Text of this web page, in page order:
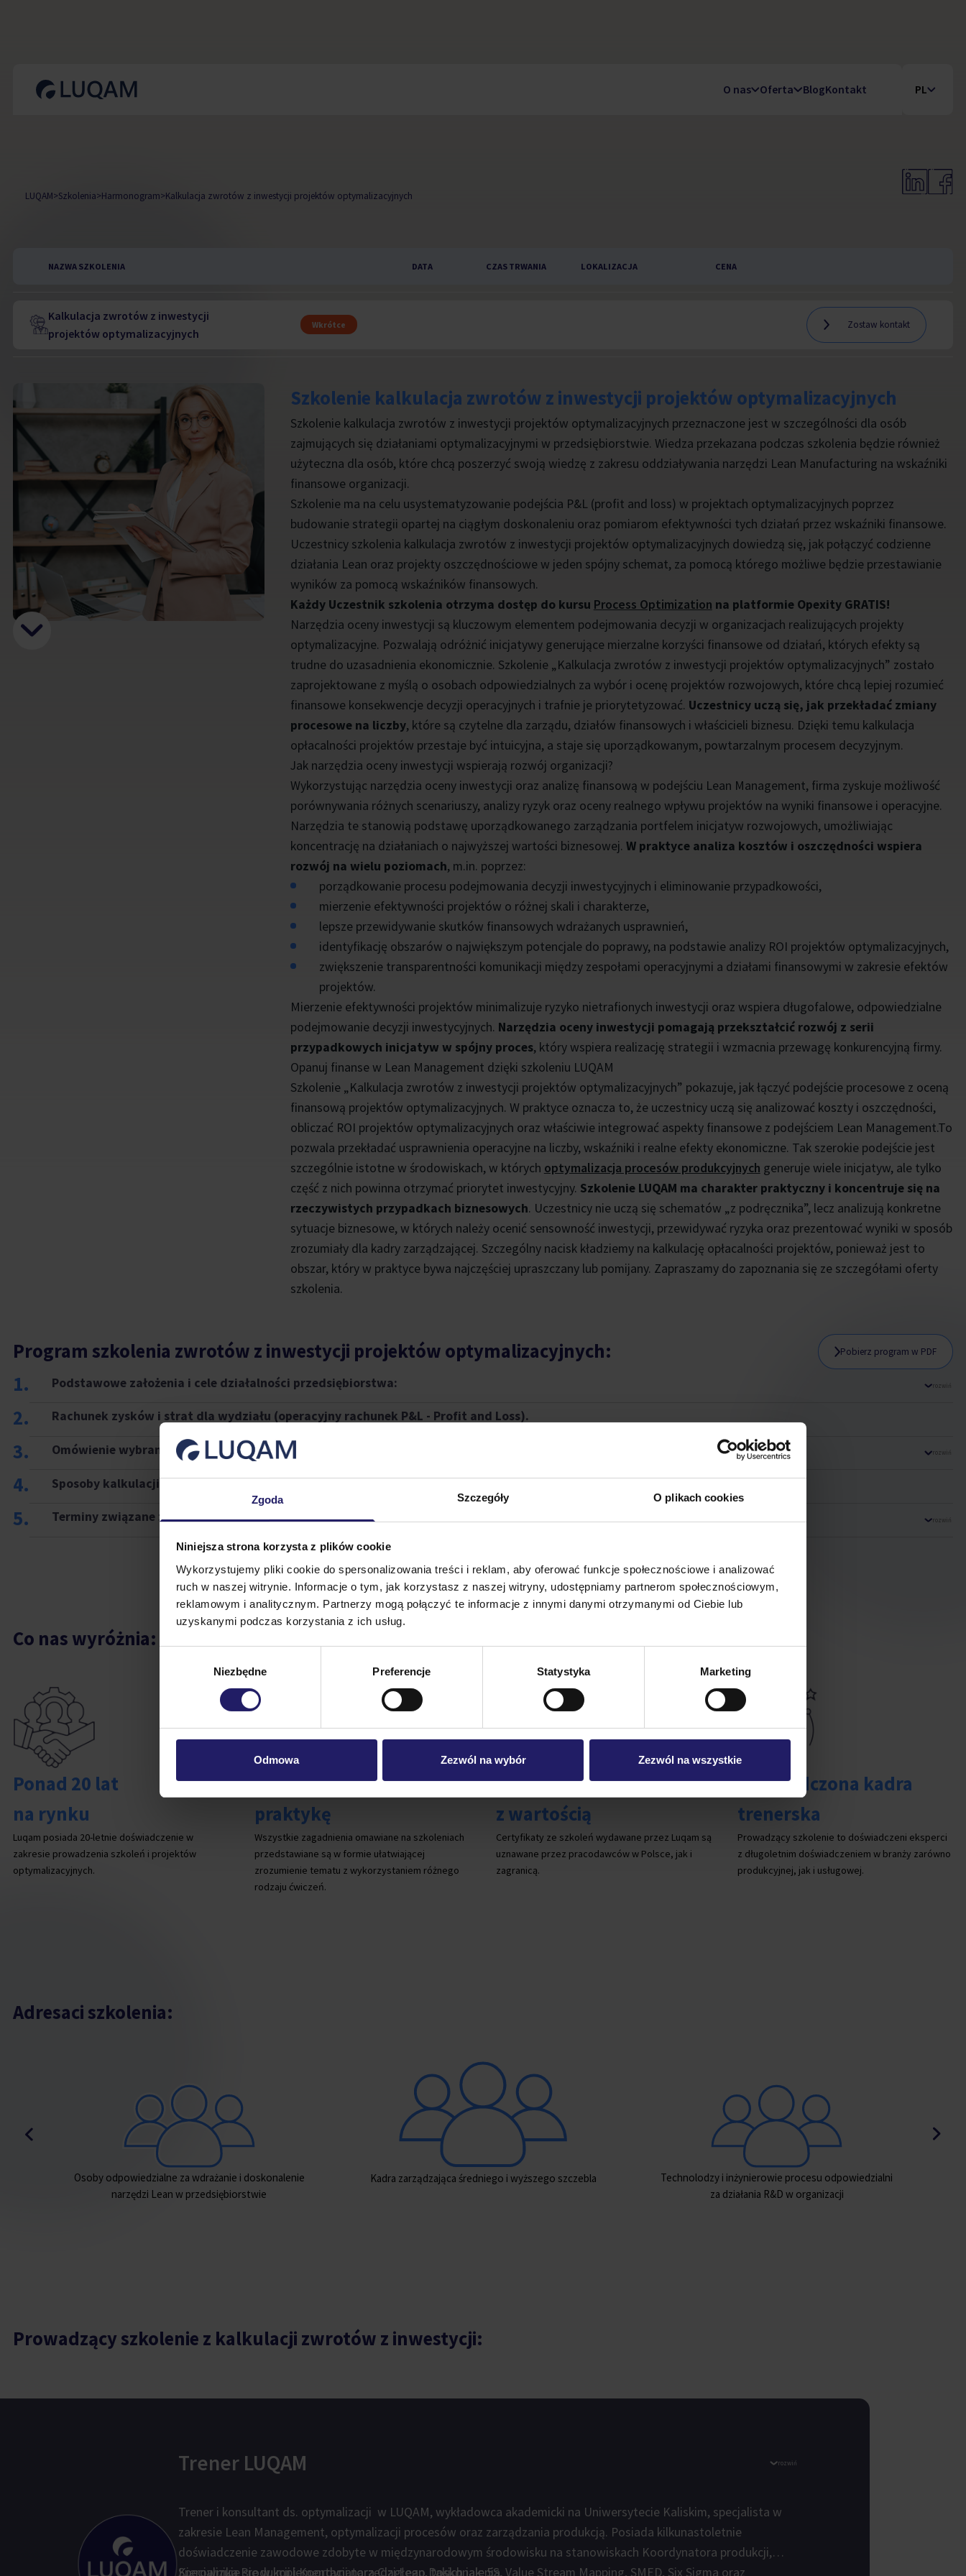
Zgoda Szczegóły O plikach cookies
Niniejsza strona korzysta z plików cookie
Wykorzystujemy pliki cookie do spersonalizowania treści i reklam, aby oferować funkcje społecznościowe i analizować
ruch w naszej witrynie. Informacje o tym, jak korzystasz z naszej witryny, udostępniamy partnerom społecznościowym,
reklamowym i analitycznym. Partnerzy mogą połączyć te informacje z innymi danymi otrzymanymi od Ciebie lub
uzyskanymi podczas korzystania z ich usług.
Niezbędne Preferencje Statystyka Marketing
Odmowa Zezwól na wybór Zezwól na wszystkie
O nas Oferta BlogKontakt PL
LUQAM>Szkolenia>Harmonogram>Kalkulacja zwrotów z inwestycji projektów optymalizacyjnych
NAZWA SZKOLENIA DATA CZAS TRWANIA LOKALIZACJA CENA
Kalkulacja zwrotów z inwestycji
projektów optymalizacyjnych
Wkrótce Zostaw kontakt
Szkolenie kalkulacja zwrotów z inwestycji projektów optymalizacyjnych
Szkolenie kalkulacja zwrotów z inwestycji projektów optymalizacyjnych przeznaczone jest w szczególności dla osób
zajmujących się działaniami optymalizacyjnymi w przedsiębiorstwie. Wiedza przekazana podczas szkolenia będzie również
użyteczna dla osób, które chcą poszerzyć swoją wiedzę z zakresu oddziaływania narzędzi Lean Manufacturing na wskaźniki
finansowe organizacji.
Szkolenie ma na celu usystematyzowanie podejścia P&L (profit and loss) w projektach optymalizacyjnych poprzez
budowanie strategii opartej na ciągłym doskonaleniu oraz pomiarom efektywności tych działań przez wskaźniki finansowe.
Uczestnicy szkolenia kalkulacja zwrotów z inwestycji projektów optymalizacyjnych dowiedzą się, jak połączyć codzienne
działania Lean oraz projekty oszczędnościowe w jeden spójny schemat, za pomocą którego możliwe będzie przestawianie
wyników za pomocą wskaźników finansowych.
Każdy Uczestnik szkolenia otrzyma dostęp do kursu Process Optimization na platformie Opexity GRATIS!
Narzędzia oceny inwestycji są kluczowym elementem podejmowania decyzji w organizacjach realizujących projekty
optymalizacyjne. Pozwalają odróżnić inicjatywy generujące mierzalne korzyści finansowe od działań, których efekty są
trudne do uzasadnienia ekonomicznie. Szkolenie „Kalkulacja zwrotów z inwestycji projektów optymalizacyjnych” zostało
zaprojektowane z myślą o osobach odpowiedzialnych za wybór i ocenę projektów rozwojowych, które chcą lepiej rozumieć
finansowe konsekwencje decyzji operacyjnych i trafnie je priorytetyzować. Uczestnicy uczą się, jak przekładać zmiany
procesowe na liczby, które są czytelne dla zarządu, działów finansowych i właścicieli biznesu. Dzięki temu kalkulacja
opłacalności projektów przestaje być intuicyjna, a staje się uporządkowanym, powtarzalnym procesem decyzyjnym.
Jak narzędzia oceny inwestycji wspierają rozwój organizacji?
Wykorzystując narzędzia oceny inwestycji oraz analizę finansową w podejściu Lean Management, firma zyskuje możliwość
porównywania różnych scenariuszy, analizy ryzyk oraz oceny realnego wpływu projektów na wyniki finansowe i operacyjne.
Narzędzia te stanowią podstawę uporządkowanego zarządzania portfelem inicjatyw rozwojowych, umożliwiając
koncentrację na działaniach o najwyższej wartości biznesowej. W praktyce analiza kosztów i oszczędności wspiera
rozwój na wielu poziomach, m.in. poprzez:
porządkowanie procesu podejmowania decyzji inwestycyjnych i eliminowanie przypadkowości,
mierzenie efektywności projektów o różnej skali i charakterze,
lepsze przewidywanie skutków finansowych wdrażanych usprawnień,
identyfikację obszarów o największym potencjale do poprawy, na podstawie analizy ROI projektów optymalizacyjnych,
zwiększenie transparentności komunikacji między zespołami operacyjnymi a działami finansowymi w zakresie efektów
projektów.
Mierzenie efektywności projektów minimalizuje ryzyko nietrafionych inwestycji oraz wspiera długofalowe, odpowiedzialne
podejmowanie decyzji inwestycyjnych. Narzędzia oceny inwestycji pomagają przekształcić rozwój z serii
przypadkowych inicjatyw w spójny proces, który wspiera realizację strategii i wzmacnia przewagę konkurencyjną firmy.
Opanuj finanse w Lean Management dzięki szkoleniu LUQAM
Szkolenie „Kalkulacja zwrotów z inwestycji projektów optymalizacyjnych” pokazuje, jak łączyć podejście procesowe z oceną
finansową projektów optymalizacyjnych. W praktyce oznacza to, że uczestnicy uczą się analizować koszty i oszczędności,
obliczać ROI projektów optymalizacyjnych oraz właściwie integrować aspekty finansowe z podejściem Lean Management.To
pozwala przekładać usprawnienia operacyjne na liczby, wskaźniki i realne efekty ekonomiczne. Tak szerokie podejście jest
szczególnie istotne w środowiskach, w których optymalizacja procesów produkcyjnych generuje wiele inicjatyw, ale tylko
część z nich powinna otrzymać priorytet inwestycyjny. Szkolenie LUQAM ma charakter praktyczny i koncentruje się na
rzeczywistych przypadkach biznesowych. Uczestnicy nie uczą się schematów „z podręcznika”, lecz analizują konkretne
sytuacje biznesowe, w których należy ocenić sensowność inwestycji, przewidywać ryzyka oraz prezentować wyniki w sposób
zrozumiały dla kadry zarządzającej. Szczególny nacisk kładziemy na kalkulację opłacalności projektów, ponieważ jest to
obszar, który w praktyce bywa najczęściej upraszczany lub pomijany. Zapraszamy do zapoznania się ze szczegółami oferty
szkolenia.
Program szkolenia zwrotów z inwestycji projektów optymalizacyjnych: Pobierz program w PDF
1. Podstawowe założenia i cele działalności przedsiębiorstwa: rozwiń
2. Rachunek zysków i strat dla wydziału (operacyjny rachunek P&L - Profit and Loss).
3. Omówienie wybranych narzędzi Lean Manufacturing związanych z optymalizacją procesów produkcyjnych: rozwiń
4. Sposoby kalkulacji projektów oszczędnościowych.
5. Terminy związane z rachunkiem opłacalności inwestycji: rozwiń
Co nas wyróżnia:
Ponad 20 lat
na rynku
Luqam posiada 20-letnie doświadczenie w
zakresie prowadzenia szkoleń i projektów
optymalizacyjnych.
Szkolenia z naciskiem na
praktykę
Wszystkie zagadnienia omawiane na szkoleniach
przedstawiane są w formie ułatwiającej
zrozumienie tematu z wykorzystaniem różnego
rodzaju ćwiczeń.
Certyfikaty
z wartością
Certyfikaty ze szkoleń wydawane przez Luqam są
uznawane przez pracodawców w Polsce, jak i
zagranicą.
Doświadczona kadra
trenerska
Prowadzący szkolenie to doświadczeni eksperci
z długoletnim doświadczeniem w branży zarówno
produkcyjnej, jak i usługowej.
Adresaci szkolenia:
Kadra zarządzająca średniego i wyższego szczebla
Technolodzy i inżynierowie procesu odpowiedzialni
Liderzy projektów optymalizacyjnych i rozwojowych
w organizacji
Prowadzący szkolenie z kalkulacji zwrotów z inwestycji:
Trener LUQAM rozwiń
Trener i konsultant ds. optymalizacji w LUQAM, wykładowca akademicki na Uniwersytecie Kaliskim, specjalista w
zakresie Lean Management, optymalizacji procesów oraz zarządzania produkcją. Posiada kilkunastoletnie
doświadczenie zawodowe zdobyte w międzynarodowym środowisku na stanowiskach Koordynatora produkcji,